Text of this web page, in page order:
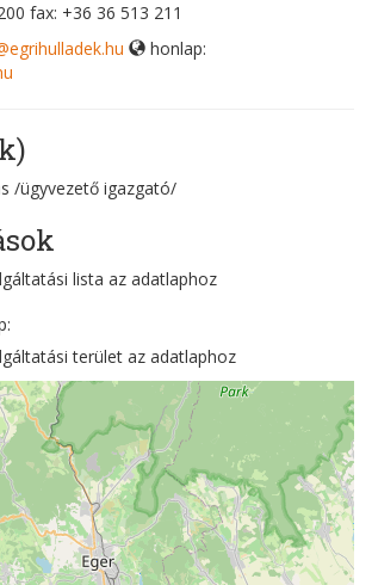
fax: +36 36 513 211
honlap:
/ügyvezető igazgató/
lista az adatlaphoz
terület az adatlaphoz